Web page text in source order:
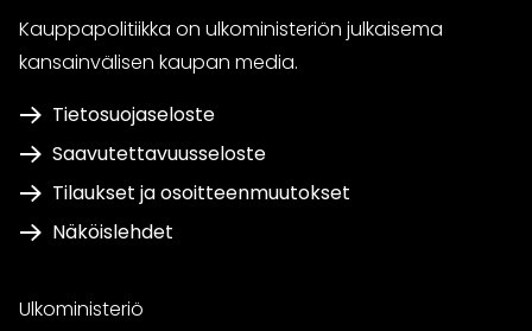
Kauppapolitiikka on ulkoministeriön julkaisema
kansainvälisen kaupan media.
Tietosuojaseloste
Saavutettavuusseloste
Tilaukset ja osoitteenmuutokset
Näköislehdet
Ulkoministeriö